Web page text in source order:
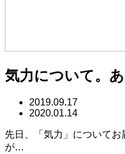
気力について。あ
2019.09.17
2020.01.14
先日、「気力」についてお
が…